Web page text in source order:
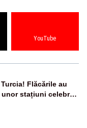
YouTube
Flăcările au
stațiuni celebre: